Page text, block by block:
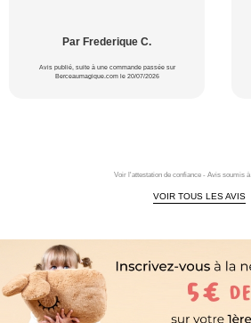
Par Frederique C.
Avis publié, suite à une commande passée sur
Berceaumagique.com le 20/07/2026
Voir l'attestation de confiance - Avis soumis
VOIR TOUS LES AVIS